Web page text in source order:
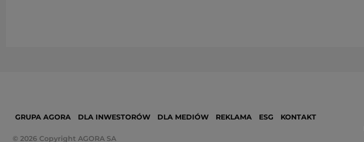
GRUPA AGORA DLA INWESTORÓW DLA MEDIÓW REKLAMA ESG KONTAKT
© 2026 Copyright AGORA SA